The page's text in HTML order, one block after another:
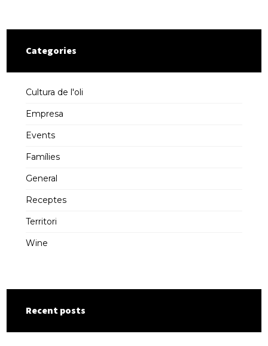
Categories
Cultura de l'oli
Empresa
Events
Famílies
General
Receptes
Territori
Wine
Recent posts